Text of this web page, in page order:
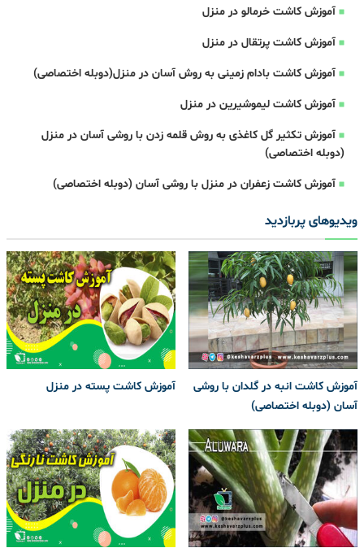
آموزش کاشت خرمالو در منزل
آموزش کاشت پرتقال در منزل
آموزش کاشت بادام زمینی به روش آسان در منزل(دوبله اختصاصی)
آموزش کاشت لیموشیرین در منزل
آموزش تکثیر گل کاغذی به روش قلمه زدن با روشی آسان در منزل
(دوبله اختصاصی)
آموزش کاشت زعفران در منزل با روشی آسان (دوبله اختصاصی)
ویدیوهای پربازدید
آموزش کاشت انبه در گلدان با روشی
آسان (دوبله اختصاصی)
آموزش کاشت پسته در منزل